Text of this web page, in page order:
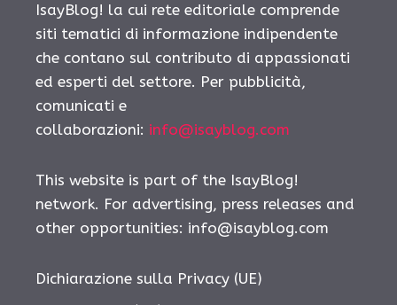
IsayBlog! la cui rete editoriale comprende
siti tematici di informazione indipendente
che contano sul contributo di appassionati
ed esperti del settore. Per pubblicità,
comunicati e
collaborazioni: info@isayblog.com
This website is part of the IsayBlog!
network. For advertising, press releases and
other opportunities: info@isayblog.com
Dichiarazione sulla Privacy (UE)